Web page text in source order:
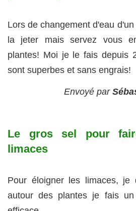
Lors de changement d'eau
la jeter mais servez vous
plantes! Moi je le fais depuis
sont superbes et sans engrais!
Envoyé par
Le gros sel pour
limaces
Pour éloigner les limaces, je
autour des plantes je fais